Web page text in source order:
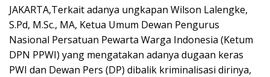
JAKARTA,Terkait adanya ungkapan Wilson Lalengke,
S.Pd, M.Sc., MA, Ketua Umum Dewan Pengurus
Nasional Persatuan Pewarta Warga Indonesia (Ketum
DPN PPWI) yang mengatakan adanya dugaan keras
PWI dan Dewan Pers (DP) dibalik kriminalisasi dirinya,